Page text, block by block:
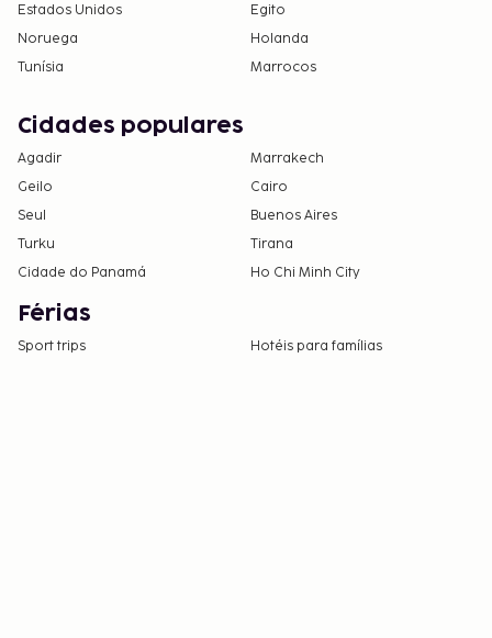
Estados Unidos
Egito
Noruega
Holanda
Tunísia
Marrocos
Cidades populares
Agadir
Marrakech
Geilo
Cairo
Seul
Buenos Aires
Turku
Tirana
Cidade do Panamá
Ho Chi Minh City
Férias
Sport trips Hotéis para famílias